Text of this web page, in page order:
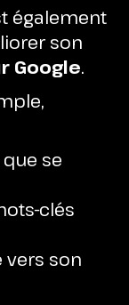
également
son
Google.
se
clés
vers son